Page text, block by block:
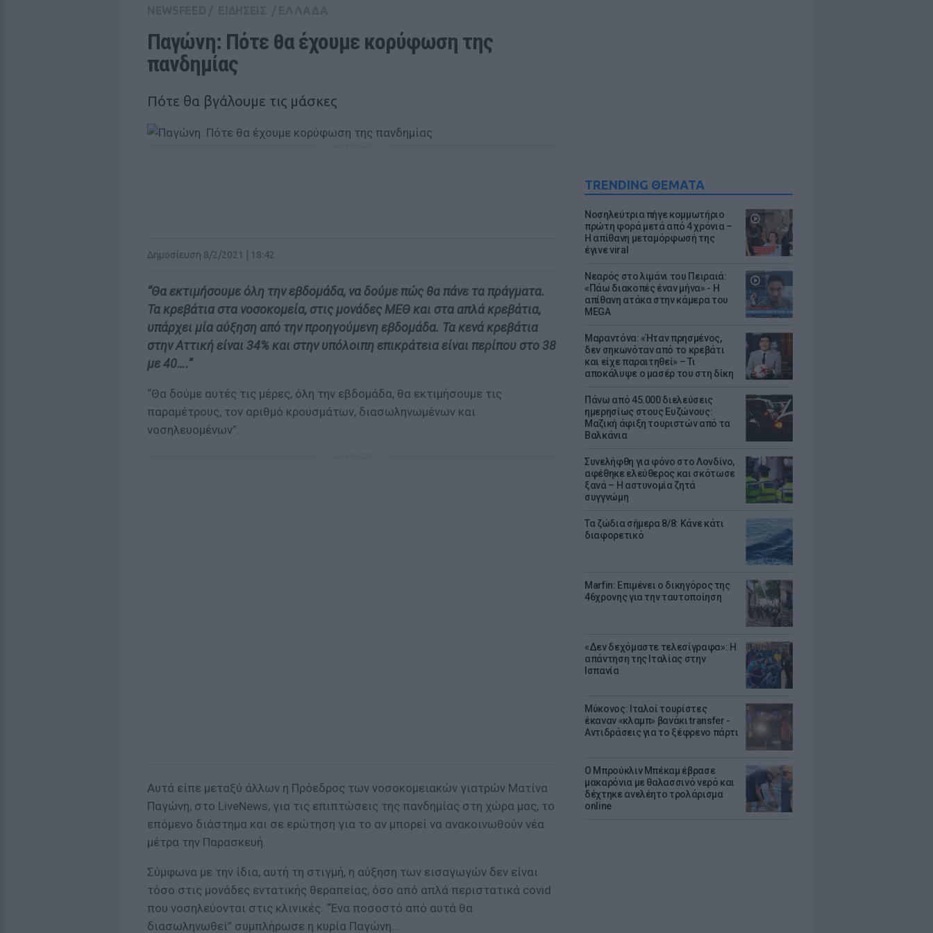
TRENDING ΘΕΜΑΤΑ
Νοσηλεύτρια πήγε κομμωτήριο
πρώτη φορά μετά από 4 χρόνια –
Η απίθανη μεταμόρφωσή της
έγινε viral
Νεαρός στο λιμάνι του Πειραιά:
«Πάω διακοπές έναν μήνα» - Η
απίθανη ατάκα στην κάμερα του
MEGA
Μαραντόνα: «Ήταν πρησμένος,
δεν σηκωνόταν από το κρεβάτι
και είχε παραιτηθεί» – Τι
αποκάλυψε ο μασέρ του στη δίκη
Πάνω από 45.000 διελεύσεις
ημερησίως στους Ευζώνους:
Μαζική άφιξη τουριστών από τα
Βαλκάνια
Συνελήφθη για φόνο στο Λονδίνο,
αφέθηκε ελεύθερος και σκότωσε
ξανά – Η αστυνομία ζητά
συγγνώμη
Τα ζώδια σήμερα 8/8: Κάνε κάτι
διαφορετικό
Marfin: Επιμένει ο δικηγόρος της
46χρονης για την ταυτοποίηση
«Δεν δεχόμαστε τελεσίγραφα»: Η
απάντηση της Ιταλίας στην
Ισπανία
Μύκονος: Ιταλοί τουρίστες
έκαναν «κλαμπ» βανάκι transfer -
Αντιδράσεις για το ξέφρενο πάρτι
Ο Μπρούκλιν Μπέκαμ έβρασε
μακαρόνια με θαλασσινό νερό και
δέχτηκε ανελέητο τρολάρισμα
online
Παγώνη: Πότε θα έχουμε κορύφωση της
πανδημίας
Πότε θα βγάλουμε τις μάσκες
Δημοσίευση 8/2/2021 | 18:42
“Θα εκτιμήσουμε όλη την εβδομάδα, να δούμε πώς θα πάνε τα πράγματα.
Τα κρεβάτια στα νοσοκομεία, στις μονάδες ΜΕΘ και στα απλά κρεβάτια,
υπάρχει μία αύξηση από την προηγούμενη εβδομάδα. Τα κενά κρεβάτια
στην Αττική είναι 34% και στην υπόλοιπη επικράτεια είναι περίπου στο 38
με 40….”
“Θα δούμε αυτές τις μέρες, όλη την εβδομάδα, θα εκτιμήσουμε τις
παραμέτρους, τον αριθμό κρουσμάτων, διασωληνωμένων και
νοσηλευομένων”.
Αυτά είπε μεταξύ άλλων η Πρόεδρος των νοσοκομειακών γιατρών Ματίνα
Παγώνη, στο LiveNews, για τις επιπτώσεις της πανδημίας στη χώρα μας, το
επόμενο διάστημα και σε ερώτηση για το αν μπορεί να ανακοινωθούν νέα
μέτρα την Παρασκευή.
Σύμφωνα με την ίδια, αυτή τη στιγμή, η αύξηση των εισαγωγών δεν είναι
τόσο στις μονάδες εντατικής θεραπείας, όσο από απλά περιστατικά covid
που νοσηλεύονται στις κλινικές. “Ένα ποσοστό από αυτά θα
διασωληνωθεί” συμπλήρωσε η κυρία Παγώνη…